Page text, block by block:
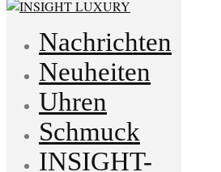
Nachrichten
Neuheiten
Uhren
Schmuck
INSIGHT-